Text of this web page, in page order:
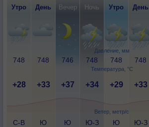
Давление, мм
Температура, °C
Ветер, метр/с
Утро День Вечер Ночь Утро День
748 748 746 748 748 748
+28 +33 +37 +34 +29 +33
С-В
Ю
Ю
Ю-З
Ю
Ю-З